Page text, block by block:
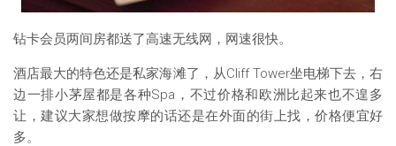
钻卡会员两间房都送了高速无线网，网速很快。
酒店最大的特色还是私家海滩了，从Cliff Tower坐电梯下去，右
边一排小茅屋都是各种Spa，不过价格和欧洲比起来也不遑多
让，建议大家想做按摩的话还是在外面的街上找，价格便宜好
多。